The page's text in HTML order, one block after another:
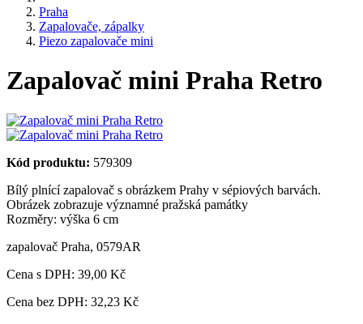
Praha
Zapalovače, zápalky
Piezo zapalovače mini
Zapalovač mini Praha Retro
Kód produktu: 579309
Bílý plnící zapalovač s obrázkem Prahy v sépiových barvách.
Obrázek zobrazuje významné pražská památky
Rozměry: výška 6 cm
zapalovač Praha, 0579AR
Cena s DPH: 39,00 Kč
Cena bez DPH: 32,23 Kč